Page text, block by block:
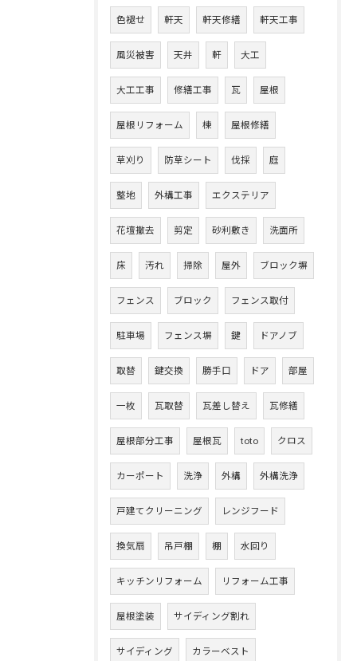
色褪せ 軒天 軒天修繕 軒天工事
風災被害 天井 軒 大工
大工工事 修繕工事 瓦 屋根
屋根リフォーム 棟 屋根修繕
草刈り 防草シート 伐採 庭
整地 外構工事 エクステリア
花壇撤去 剪定 砂利敷き 洗面所
床 汚れ 掃除 屋外 ブロック塀
フェンス ブロック フェンス取付
駐車場 フェンス塀 鍵 ドアノブ
取替 鍵交換 勝手口 ドア 部屋
一枚 瓦取替 瓦差し替え 瓦修繕
屋根部分工事 屋根瓦 toto クロス
カーポート 洗浄 外構 外構洗浄
戸建てクリーニング レンジフード
換気扇 吊戸棚 棚 水回り
キッチンリフォーム リフォーム工事
屋根塗装 サイディング割れ
サイディング カラーベスト